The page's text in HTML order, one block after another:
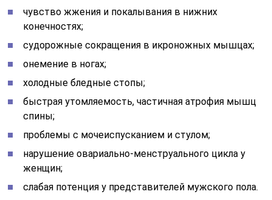
чувство жжения и покалывания в нижних
конечностях;
судорожные сокращения в икроножных мышцах;
онемение в ногах;
холодные бледные стопы;
быстрая утомляемость, частичная атрофия мышц
спины;
проблемы с мочеиспусканием и стулом;
нарушение овариально-менструального цикла у
женщин;
слабая потенция у представителей мужского пола.